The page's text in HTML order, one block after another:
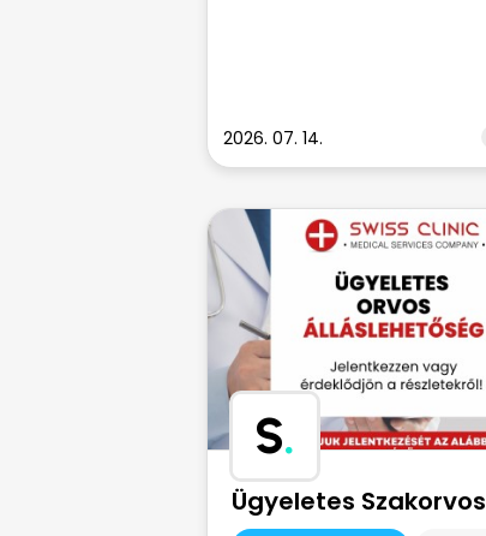
2026. 07. 14.
S.
Ügyeletes Szakorvos